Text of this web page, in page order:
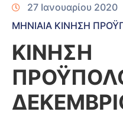
27 Ιανουαρίου 2020
ΜΗΝΙΑΙΑ ΚΙΝΗΣΗ
ΚΙΝΗΣΗ